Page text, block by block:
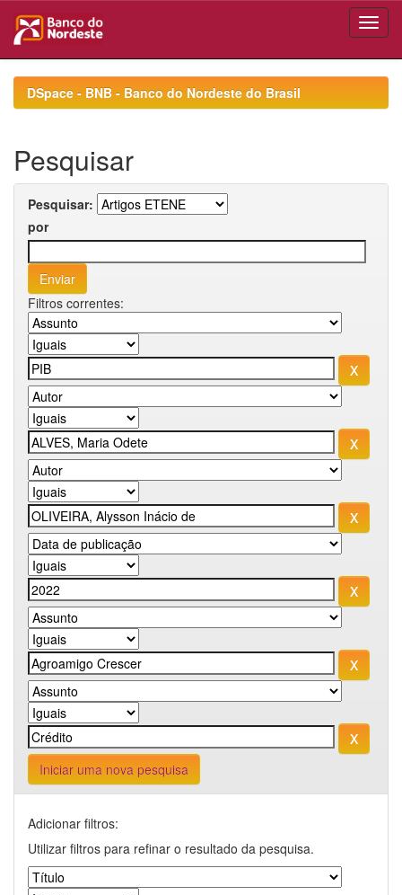
navigationDSpace - BNB - Banco do Nordeste do Brasil
Pesquisar
Pesquisar:
por
Filtros correntes:
Iniciar uma nova pesquisa
Adicionar filtros:
Utilizar filtros para refinar o resultado da pesquisa.